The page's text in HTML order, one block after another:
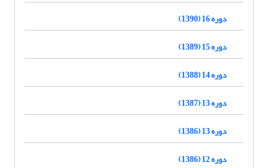
دوره 16 (1390)
دوره 15 (1389)
دوره 14 (1388)
دوره 13 (1387)
دوره 13 (1386)
دوره 12 (1386)